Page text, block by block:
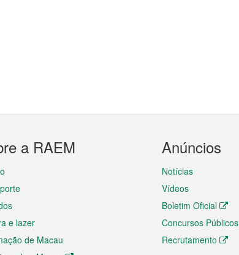
a RAEM
e lazer
de Macau
Anúncios
Notícias
Vídeos
Boletim Oficial
Concursos Públicos
Recrutamento